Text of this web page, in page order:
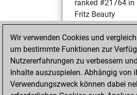
ranked #21764 in
Fritz Beauty
Donnerstag,
Januar 21, 2021
You won
against Fritz
Wir verwenden Cookies und
um bestimmte Funktionen zur
Nutzererfahrungen zu verbessern
Inhalte auszuspielen. Abhängig von
Verwendungszweck können dabei